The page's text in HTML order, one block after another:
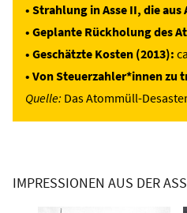
• Strahlung in Asse II, die aus
• Geplante Rückholung des
• Geschätzte Kosten (2013):
• Von Steuerzahler*innen zu
Quelle: Das Atommüll-
IMPRESSIONEN AUS DER